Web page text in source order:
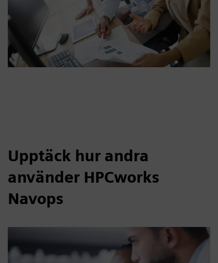
Upptäck hur andra
använder HPCworks
Navops